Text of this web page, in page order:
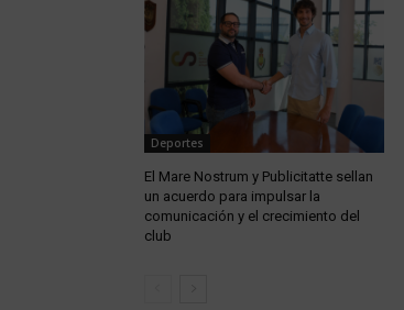
Deportes
El Mare Nostrum y Publicitatte sellan
un acuerdo para impulsar la
comunicación y el crecimiento del
club